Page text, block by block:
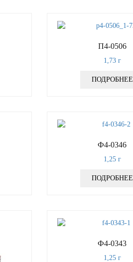
П4-0506
1,73г
ПОДРОБНЕЕ
Ф4-0346
1,25г
ПОДРОБНЕЕ
Ф4-0343
1,25г